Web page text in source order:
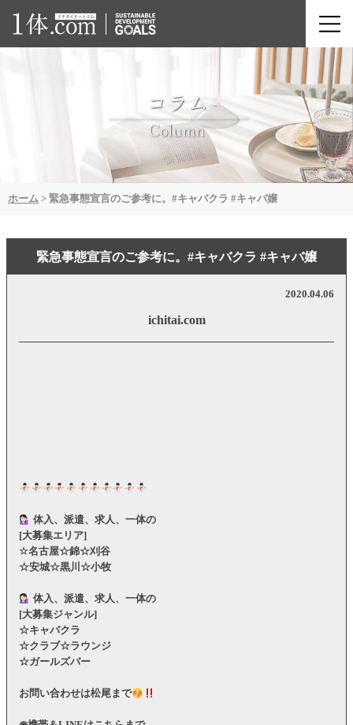
ホーム > 緊急事態宣言のご参考に。#キャバクラ #キャバ嬢
緊急事態宣言のご参考に。#キャバクラ #キャバ嬢
2020.04.06
ichitai.com
体入、派遣、求人、一体の
[大募集エリア]
☆名古屋☆錦☆刈谷
☆安城☆黒川☆小牧
体入、派遣、求人、一体の
[大募集ジャンル]
☆キャバクラ
☆クラブ☆ラウンジ
☆ガールズバー
お問い合わせは松尾まで